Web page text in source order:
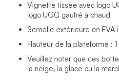
Vignette tissée avec logo
logo UGG gaufré à chaud
Semelle extérieure en EVA
Hauteur de la plateforme : 1
Veuillez noter que ces
la neige, la glace ou la